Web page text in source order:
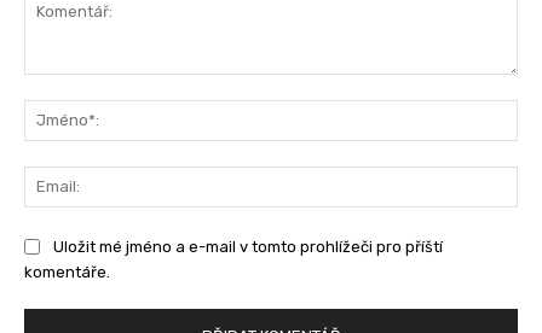
Uložit mé jméno a e-mail v tomto prohlížeči pro příští
komentáře.